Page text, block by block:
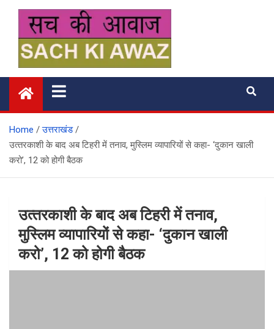
content
सच की आवाज
Home
उत्तराखंड
उत्‍तरकाशी के बाद अब टिहरी में तनाव, मुस्लिम व्यापारियों से कहा- ‘दुकान खाली
करो’, 12 को होगी बैठक
उत्‍तरकाशी के बाद अब टिहरी में तनाव,
मुस्लिम व्यापारियों से कहा- ‘दुकान खाली
करो’, 12 को होगी बैठक